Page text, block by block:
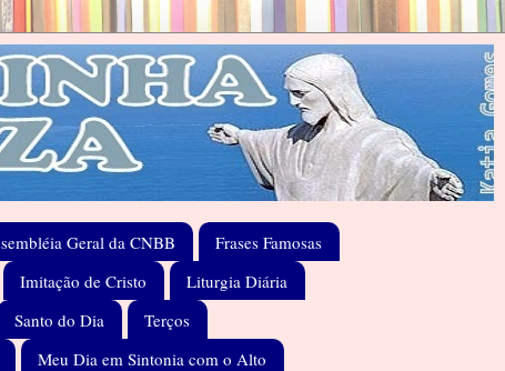
Geral da CNBB
Frases Famosas
Imitação de Cristo
Liturgia Diária
Santo do Dia
Terços
Meu Dia em Sintonia com o Alto